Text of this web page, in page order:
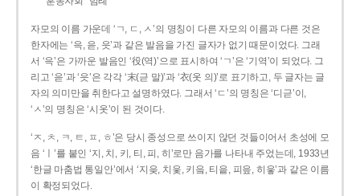
자모의 이름 가운데 ‘ㄱ, ㄷ, ㅅ’의 명칭이 다른 자모의 이름과 다른 것은
한자에는 ‘윽, 읃, 읏’과 같은 발음을 가진 글자가 없기 때문이었다. 그래
서 ‘윽’은 가까운 발음인 ‘役(역)’으로 표시하여 ‘ㄱ’은 ‘기역’이 되었다. 그
리고 ‘읃’과 ‘읏’은 각각 ‘末(귿 말)’과 ‘衣(옷 의)’로 표기하고, 두 글자는 글
자의 의미만을 취한다고 설명하였다. 그래서 ‘ㄷ’의 명칭은 ‘디귿’이,
‘ㅅ’의 명칭은 ‘시옷’이 된 것이다.
‘ㅈ, ㅊ, ㅋ, ㅌ, ㅍ, ㅎ’은 당시 종성으로 쓰이지 않던 것들이어서 초성에 모
음 ‘ㅣ’를 붙인 ‘지, 치, 키, 티, 피, 히’로만 음가를 나타내 주었는데, 1933년
‘한글 마춤법 통일안’에서 ‘지읒, 치읓, 키읔, 티읕, 피읖, 히읗’과 같은 이름
이 확정되었다.